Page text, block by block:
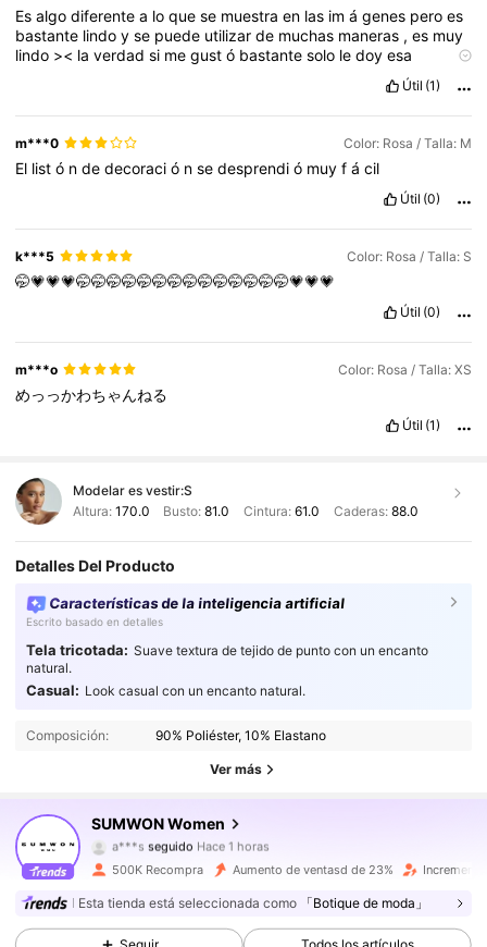
Esalgodiferentea loquese muestraen las imágenes peroes
bastante lindoyse puede utilizarde muchas maneras ,es muy
lindo >< laverdadsi megustó bastantesolo ledoyesa
bello
Útil (1)
m***0 Color: Rosa / Talla: M
El listó ndedecoració nsedesprendió muyfácil
Útil (0)
k***5 Color: Rosa / Talla: S
🤭💗💗💗🤭🤭🤭🤭🤭🤭🤭🤭🤭🤭🤭🤭🤭🤭💗💗💗
Útil (0)
m***o Color: Rosa / Talla: XS
めっっかわちゃんねる
Útil (1)
Modelar es vestir:S
Altura: 170.0 Busto:81.0 Cintura: 61.0 Caderas: 88.0
Detalles Del Producto
Características de la inteligencia artificial
Escrito basado en detalles
Tela tricotada: Suave textura de tejido de punto con un encanto
natural.
Casual: Look casual con un encanto natural.
Composición: 90% Poliéster, 10% Elastano
Ver más
SUMWON Women
4,86 873K Seguidores
4,86 873K Seguidores
4,86 873K Seguidores
a***sseguidoHace 1 horas
4,86
873K Seguidores
4,86 873K Seguidores
500K Recompra Aumento de ventasd de 23%
Esta tienda está seleccionada como 「Botique de moda」